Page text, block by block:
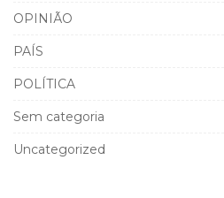
OPINIÃO
PAÍS
POLÍTICA
Sem categoria
Uncategorized